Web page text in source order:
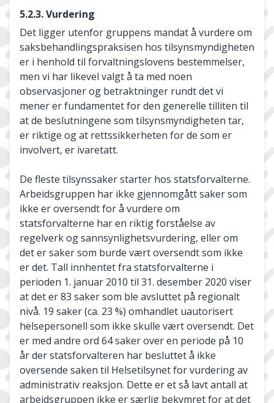
5.2.3. Vurdering
Det ligger utenfor gruppens mandat å vurdere om
saksbehandlingspraksisen hos tilsynsmyndigheten
er i henhold til forvaltningslovens bestemmelser,
men vi har likevel valgt å ta med noen
observasjoner og betraktninger rundt det vi
mener er fundamentet for den generelle tilliten til
at de beslutningene som tilsynsmyndigheten tar,
er riktige og at rettssikkerheten for de som er
involvert, er ivaretatt.
De fleste tilsynssaker starter hos statsforvalterne.
Arbeidsgruppen har ikke gjennomgått saker som
ikke er oversendt for å vurdere om
statsforvalterne har en riktig forståelse av
regelverk og sannsynlighetsvurdering, eller om
det er saker som burde vært oversendt som ikke
er det. Tall innhentet fra statsforvalterne i
perioden 1. januar 2010 til 31. desember 2020 viser
at det er 83 saker som ble avsluttet på regionalt
nivå. 19 saker (ca. 23 %) omhandlet uautorisert
helsepersonell som ikke skulle vært oversendt. Det
er med andre ord 64 saker over en periode på 10
år der statsforvalteren har besluttet å ikke
oversende saken til Helsetilsynet for vurdering av
administrativ reaksjon. Dette er et så lavt antall at
arbeidsgruppen ikke er særlig bekymret for at det